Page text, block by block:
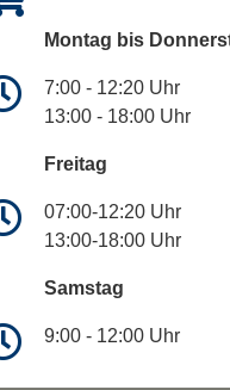
Montag bis
7:00 - 12:20 Uhr
13:00 - 18:00 Uhr
Freitag
07:00-12:20 Uhr
13:00-18:00 Uhr
Samstag
9:00 - 12:00 Uhr